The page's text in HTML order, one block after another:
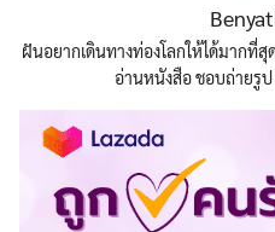
ฝันอยากเดินทางท่องโลกให้ได้มากที่สุ
อ่านหนังสือ ชอบถ่ายรู